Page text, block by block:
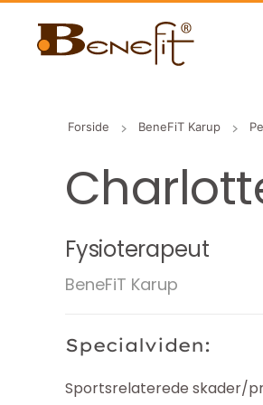
Forside BeneFiT Karup
Fysioterapeut
BeneFiT Karup
Specialviden:
Sportsrelaterede skader/